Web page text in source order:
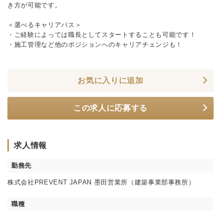
き方が可能です。
＜選べるキャリアパス＞
・ご経験によっては職長としてスタートすることも可能です！
・施工管理など他のポジションへのキャリアチェンジも！
お気に入りに追加
この求人に応募する
求人情報
勤務先
株式会社PREVENT JAPAN 墨田営業所（建築事業部事務所）
職種